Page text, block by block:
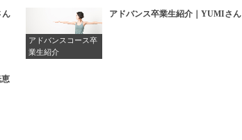
ん
アドバンスコース卒
業生紹介
アドバンス卒業生紹介｜YUMIさん